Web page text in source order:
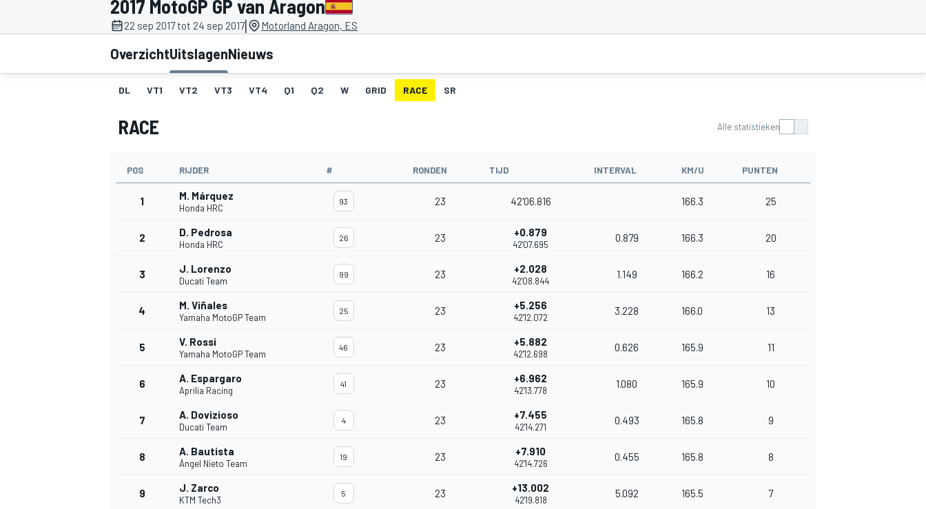
2017 MotoGP GP van Aragon
22 sep 2017 tot 24 sep 2017| Motorland Aragon, ES
OverzichtUitslagenNieuws
DL VT1 VT2 VT3 VT4 Q1 Q2 W GRID RACE SR
RACE Alle statistieken
POS RIJDER # RONDEN TIJD INTERVAL KM/U PUNTEN
1 M. Márquez
Honda HRC
93 23 42'06.816 166.3 25
2 D. Pedrosa
Honda HRC
26 23 +0.879
42'07.695
0.879 166.3 20
3 J. Lorenzo
Ducati Team
99 23 +2.028
42'08.844
1.149 166.2 16
4 M. Viñales
Yamaha MotoGP Team
25 23 +5.256
42'12.072
3.228 166.0 13
5 V. Rossi
Yamaha MotoGP Team
46 23 +5.882
42'12.698
0.626 165.9 11
6 A. Espargaro
Aprilia Racing
41 23 +6.962
42'13.778
1.080 165.9 10
7 A. Dovizioso
Ducati Team
4 23 +7.455
42'14.271
0.493 165.8 9
8 A. Bautista
Ángel Nieto Team
19 23 +7.910
42'14.726
0.455 165.8 8
9 J. Zarco
KTM Tech3
5 23 +13.002
42'19.818
5.092 165.5 7